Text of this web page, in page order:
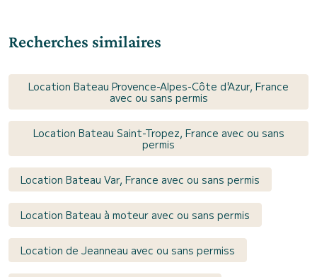
Recherches similaires
Location Bateau Provence-Alpes-Côte d'Azur, France
avec ou sans permis
Location Bateau Saint-Tropez, France avec ou sans
permis
Location Bateau Var, France avec ou sans permis
Location Bateau à moteur avec ou sans permis
Location de Jeanneau avec ou sans permiss